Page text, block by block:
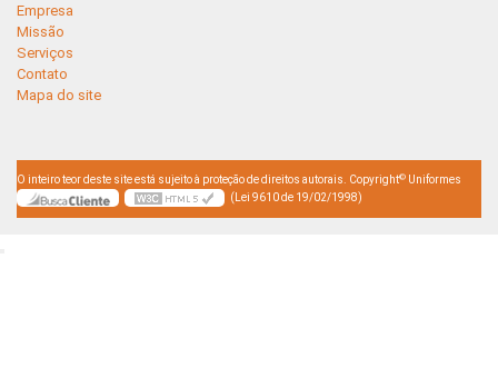
Empresa
Missão
Serviços
Contato
Mapa do site
O inteiro teor deste site está sujeito à proteção de direitos autorais. Copyright© Uniformes
(Lei 9610 de 19/02/1998)